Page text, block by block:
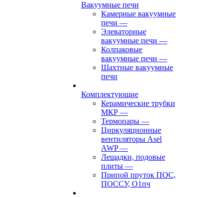
Вакуумные печи
Камерные вакуумные
печи —
Элеваторные
вакуумные печи —
Колпаковые
вакуумные печи —
Шахтные вакуумные
печи
Комплектующие
Керамические трубки
МКР —
Термопары —
Циркуляционные
вентиляторы Asel
AWP—
Лещадки, подовые
плиты —
Припой пруток ПОС,
ПОССУ, О1пч